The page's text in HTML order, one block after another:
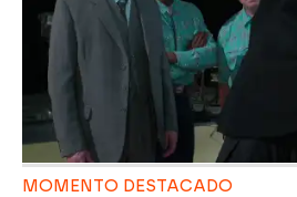
MOMENTO DESTACADO